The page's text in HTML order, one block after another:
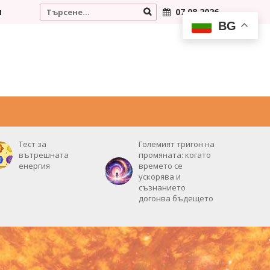
07.08.2026
Тест за
вътрешната
енергия
Големият тригон на
промяната: когато
времето се
ускорява и
съзнанието
догонва бъдещето
BG